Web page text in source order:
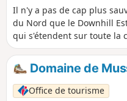
Il n'y a pas de cap plus
du Nord que le Downhill
qui s'étendent sur toute la
sentiers balayés par le
pas surprenant que le
beauté naturelle
site emblématique.
Domaine de
Office de tourisme